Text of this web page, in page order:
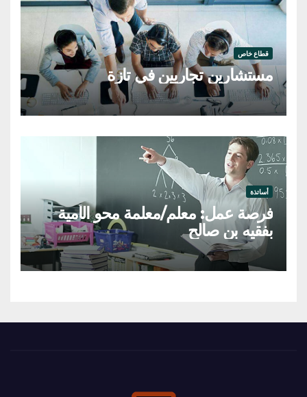
قطاع خاص
مستشارين تجاريين في تازة
أساتذة
فرصة عمل: معلم/معلمة محو الأمية
بفقيه بن صالح